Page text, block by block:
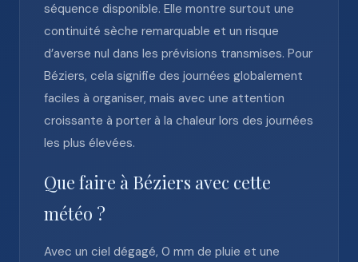
séquence disponible. Elle montre surtout une
continuité sèche remarquable et un risque
d’averse nul dans les prévisions transmises. Pour
Béziers, cela signifie des journées globalement
faciles à organiser, mais avec une attention
croissante à porter à la chaleur lors des journées
les plus élevées.
Que faire à Béziers avec cette
météo ?
Avec un ciel dégagé, 0 mm de pluie et une